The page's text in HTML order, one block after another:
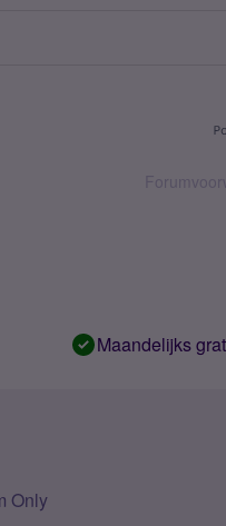
Maandelijks
Only